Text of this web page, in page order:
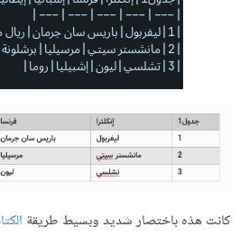
كانت هذه باختصار شديد وبسيط طريقة